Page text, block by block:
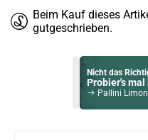
Beim Kauf dieses
gutgeschrieben.
Nicht das
Probier's
Pallini Limoncello